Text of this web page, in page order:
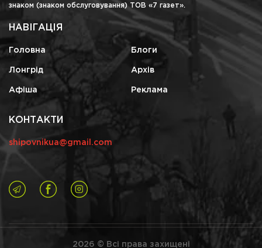
знаком (знаком обслуговування) ТОВ «7 газет».
НАВІГАЦІЯ
Головна Блоги
Лонгрід Архів
Афіша Реклама
КОНТАКТИ
shipovnikua@gmail.com
2026 © Всі права захищені